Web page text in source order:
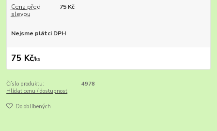
Cena před
slevou
75 Kč
Nejsme plátci DPH
75 Kč/ks
Číslo produktu:
4978
Hlídat cenu / dostupnost
Do oblíbených